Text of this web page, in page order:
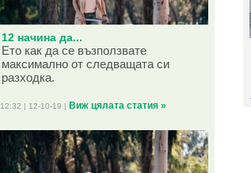
12 начина да...
Ето как да се възползвате
максимално от следващата си
разходка.
12:32 | 12-10-19 | Виж цялата статия »